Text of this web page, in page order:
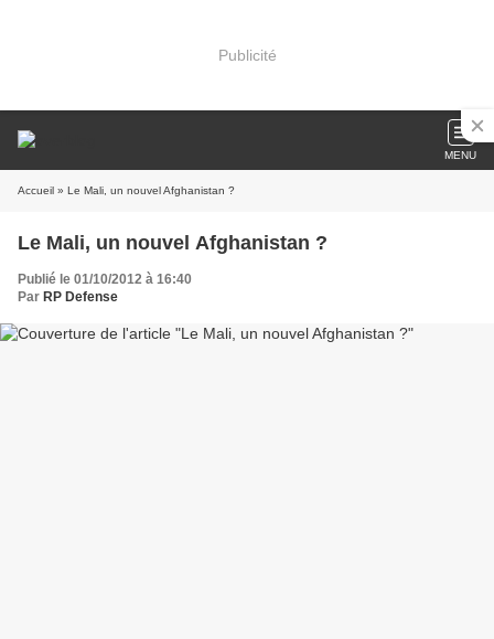
Publicité
MENU
Accueil » Le Mali, un nouvel Afghanistan ?
Le Mali, un nouvel Afghanistan ?
Publié le 01/10/2012 à 16:40
Par RP Defense